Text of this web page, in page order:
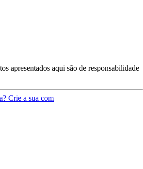
apresentados aqui são de responsabilidade
Crie a sua com